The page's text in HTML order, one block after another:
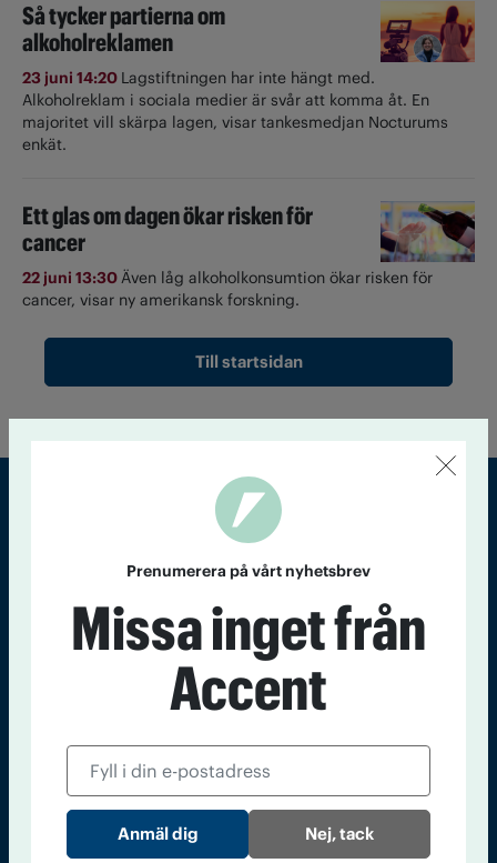
Så tycker partierna om
alkoholreklamen
23 juni 14:20 Lagstiftningen har inte hängt med.
Alkoholreklam i sociala medier är svår att komma åt. En
majoritet vill skärpa lagen, visar tankesmedjan Nocturums
enkät.
Ett glas om dagen ökar risken för
cancer
22 juni 13:30Även låg alkoholkonsumtion ökar risken för
cancer, visar ny amerikansk forskning.
Till startsidan
Sveriges största tidning om droger och nykterhet
accent@iogt.se
Chefredaktör och ansvarig utgivare: Barbro Janson Lundkvist,
barbro@a4.se.
Kontakt In English
Prenumerera på vårt nyhetsbrev
Missa inget från
Accent
Nej, tack